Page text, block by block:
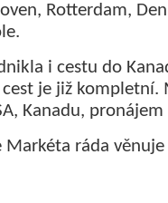
Rotterdam,
i cestu do
cest je již
Kanadu,
Markéta ráda